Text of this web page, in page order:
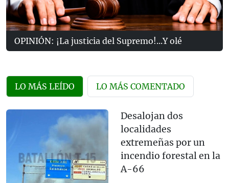
OPINIÓN: ¡La justicia del Supremo!...Y olé
LO MÁS LEÍDO LO MÁS COMENTADO
Desalojan dos
localidades
extremeñas por un
incendio forestal en la
A-66